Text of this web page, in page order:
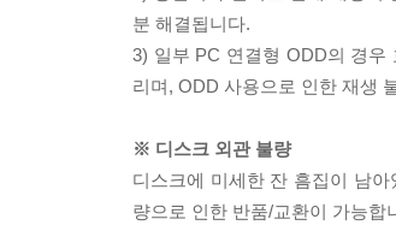
분 해결됩니다.
3) 일부 PC 연결형 ODD의 경우
리며, ODD 사용으로 인한 재생
※ 디스크 외관 불량
디스크에 미세한 잔 흠집이 남
량으로 인한 반품/교환이 가능합